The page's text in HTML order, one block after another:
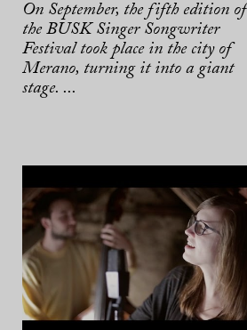
On September, the fifth edition of
the BUSK Singer Songwriter
Festival took place in the city of
Merano, turning it into a giant
stage. ...